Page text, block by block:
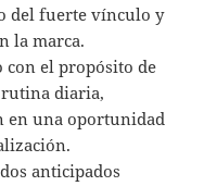
del fuerte vínculo y
la marca.
con el propósito de
rutina diaria,
en una oportunidad
anticipados